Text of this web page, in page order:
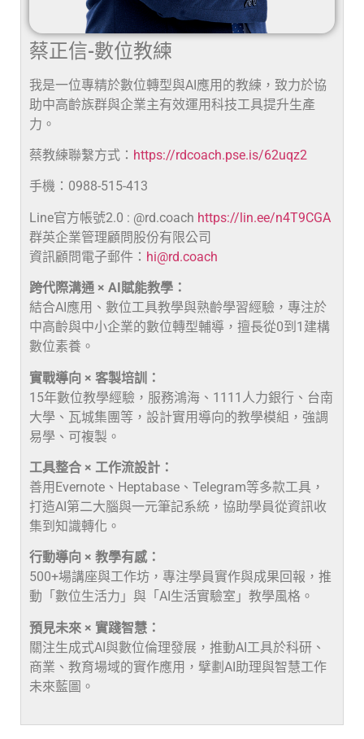
蔡正信-數位教練
我是一位專精於數位轉型與AI應用的教練，致力於協
助中高齡族群與企業主有效運用科技工具提升生產
力。
蔡教練聯繫方式： https://rdcoach.pse.is/62uqz2
手機：0988-515-413
Line官方帳號2.0 : @rd.coach https://lin.ee/n4T9CGA
群英企業管理顧問股份有限公司
資訊顧問電子郵件： hi@rd.coach
跨代際溝通 × AI賦能教學：
結合AI應用、數位工具教學與熟齡學習經驗，專注於
中高齡與中小企業的數位轉型輔導，擅長從0到1建構
數位素養。
實戰導向 × 客製培訓：
15年數位教學經驗，服務鴻海、1111人力銀行、台南
大學、瓦城集團等，設計實用導向的教學模組，強調
易學、可複製。
工具整合 × 工作流設計：
善用Evernote、Heptabase、Telegram等多款工具，
打造AI第二大腦與一元筆記系統，協助學員從資訊收
集到知識轉化。
行動導向 × 教學有感：
500+場講座與工作坊，專注學員實作與成果回報，推
動「數位生活力」與「AI生活實驗室」教學風格。
預見未來 × 實踐智慧：
關注生成式AI與數位倫理發展，推動AI工具於科研、
商業、教育場域的實作應用，擘劃AI助理與智慧工作
未來藍圖。